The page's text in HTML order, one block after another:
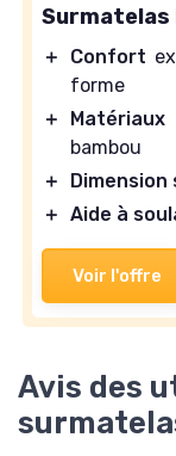
Surmatelas
＋ Confort
forme
＋
bambou
＋
＋ Aide à
Voir l'offre
Avis des